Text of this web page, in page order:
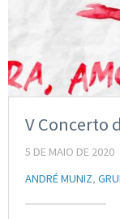
V Concerto
5 DE MAIO DE 2020
ANDRÉ MUNIZ,